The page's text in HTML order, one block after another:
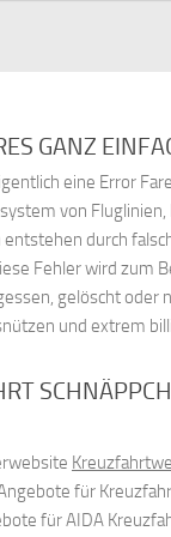
GANZ
eine Error
von
entstehen durch
Fehler wird zum
gelöscht oder
und extrem
für
für AIDA